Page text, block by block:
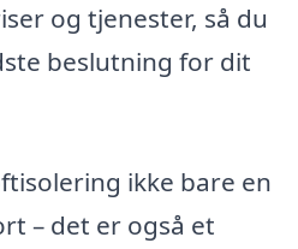
og tjenester, så du
beslutning for dit
ikke bare en
– det er også et